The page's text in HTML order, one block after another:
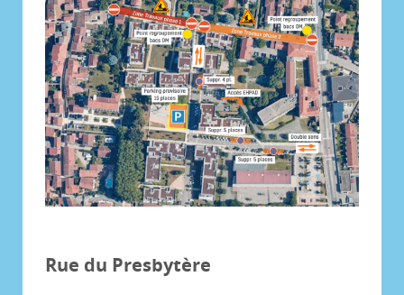
Rue du Presbytère